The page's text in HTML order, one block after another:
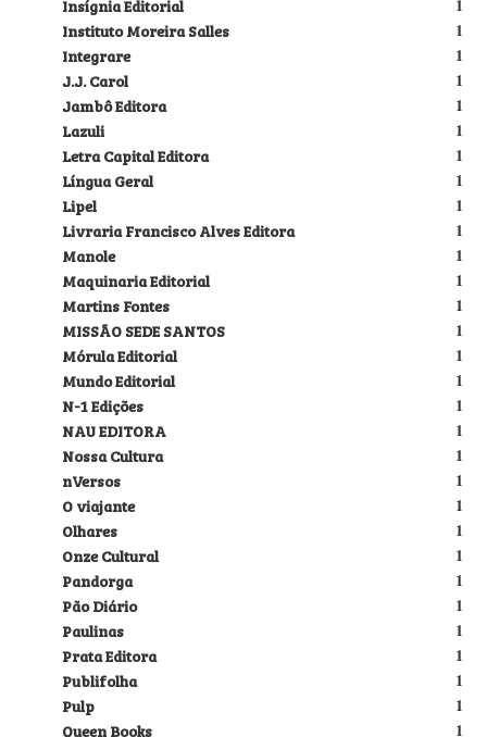
1
Insígnia Editorial
1
Instituto Moreira Salles
1
Integrare
1
J.J. Carol
1
Jambô Editora
1
Lazuli
1
Letra Capital Editora
1
Língua Geral
1
Lipel
1
Livraria Francisco Alves Editora
1
Manole
1
Maquinaria Editorial
1
Martins Fontes
1
MISSÃO SEDE SANTOS
1
Mórula Editorial
1
Mundo Editorial
1
N-1 Edições
1
NAU EDITORA
1
Nossa Cultura
1
nVersos
1
O viajante
1
Olhares
1
Onze Cultural
1
Pandorga
1
Pão Diário
1
Paulinas
1
Prata Editora
1
Publifolha
1
Pulp
1
Queen Books